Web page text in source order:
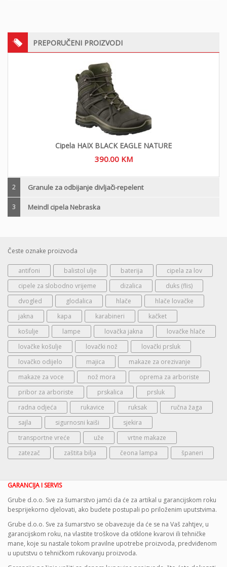
PREPORUČENI PROIZVODI
Cipela HAIX BLACK EAGLE NATURE
390.00 KM
2 Granule za odbijanje divljači-repelent
3 Meindl cipela Nebraska
Česte oznake proizvoda
antifoni balistol ulje baterija
cipela za lov
cipele za slobodno vrijeme
dizalica
duks (flis)
dvogled
glodalica hlače
hlače lovačke
jakna
kapa karabineri
kačket
košulje
lampe lovačka jakna
lovačke hlače
lovačke košulje
lovački nož
lovački prsluk
lovačko odijelo
majica
makaze za orezivanje
makaze za voce
nož mora
oprema za arboriste
pribor za arboriste
prskalica
prsluk
radna odjeća
rukavice ruksak
ručna žaga
sajla
sigurnosni kaiši
sjekira
transportne vreće
uže
vrtne makaze
zatezač
zaštita bilja čeona lampa španeri
GARANCIJA I SERVIS
Grube d.o.o. Sve za šumarstvo jamći da će za artikal u garancijskom roku
besprijekorno djelovati, ako budete postupali po priloženim uputstvima.
Grube d.o.o. Sve za šumarstvo se obavezuje da će se na Vaš zahtjev, u
garancijskom roku, na vlastite troškove da otklone kvarovi ili tehničke
mane, koje su nastale tokom pravilne upotrebe proizvoda, predviđenom
u uputstvu o tehničkom rukovanju proizvoda.